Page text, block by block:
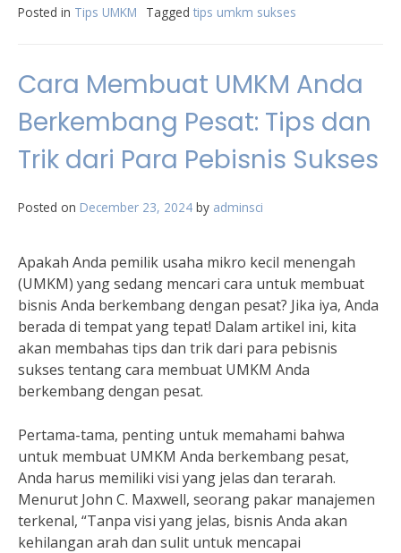
Posted in Tips UMKM Tagged tips umkm sukses
Cara Membuat UMKM Anda
Berkembang Pesat: Tips dan
Trik dari Para Pebisnis Sukses
Posted on December 23, 2024 by adminsci
Apakah Anda pemilik usaha mikro kecil menengah
(UMKM) yang sedang mencari cara untuk membuat
bisnis Anda berkembang dengan pesat? Jika iya, Anda
berada di tempat yang tepat! Dalam artikel ini, kita
akan membahas tips dan trik dari para pebisnis
sukses tentang cara membuat UMKM Anda
berkembang dengan pesat.
Pertama-tama, penting untuk memahami bahwa
untuk membuat UMKM Anda berkembang pesat,
Anda harus memiliki visi yang jelas dan terarah.
Menurut John C. Maxwell, seorang pakar manajemen
terkenal, “Tanpa visi yang jelas, bisnis Anda akan
kehilangan arah dan sulit untuk mencapai